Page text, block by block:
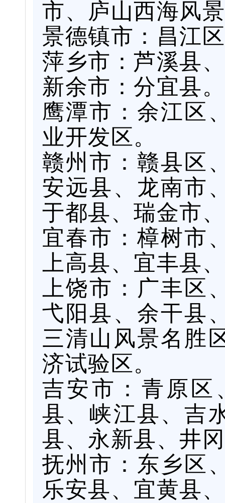
市、庐山西海风
景德镇市：昌江
萍乡市：芦溪县
新余市：分宜县。
鹰潭市：余江区
业开发区。
赣州市：赣县区
安远县、龙南市
于都县、瑞金市
宜春市：樟树市
上高县、宜丰县
上饶市：广丰区
弋阳县、余干县
三清山风景名胜
济试验区。
吉安市：青原区
县、峡江县、吉
县、永新县、井
抚州市：东乡区
乐安县、宜黄县